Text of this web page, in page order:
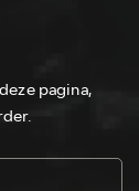
pagina,